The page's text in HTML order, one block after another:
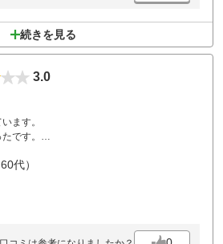
続きを見る
3.0
ます。
です。
代）